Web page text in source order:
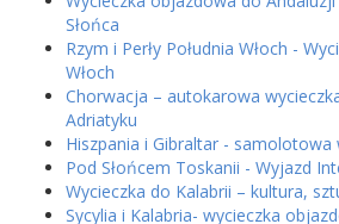
Słońca
Rzym i Perły Południa Włoch -
Włoch
Chorwacja – autokarowa
Adriatyku
Hiszpania i Gibraltar -
Pod Słońcem Toskanii - Wyjazd
Wycieczka do Kalabrii – kultura,
Sycylia i Kalabria- wycieczka